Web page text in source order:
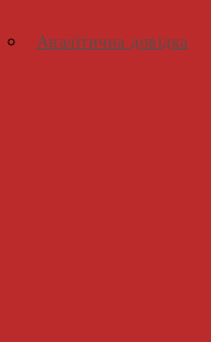
Аналітична довідка